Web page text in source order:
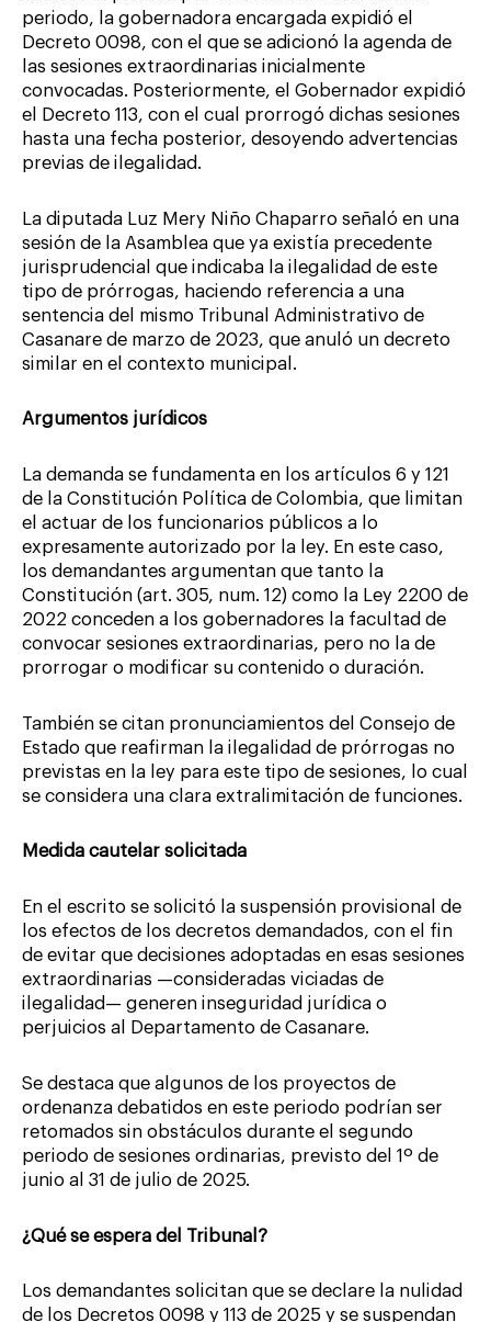
periodo, la gobernadora encargada expidió el
Decreto 0098, con el que se adicionó la agenda de
las sesiones extraordinarias inicialmente
convocadas. Posteriormente, el Gobernador expidió
el Decreto 113, con el cual prorrogó dichas sesiones
hasta una fecha posterior, desoyendo advertencias
previas de ilegalidad.
La diputada Luz Mery Niño Chaparro señaló en una
sesión de la Asamblea que ya existía precedente
jurisprudencial que indicaba la ilegalidad de este
tipo de prórrogas, haciendo referencia a una
sentencia del mismo Tribunal Administrativo de
Casanare de marzo de 2023, que anuló un decreto
similar en el contexto municipal.
Argumentos jurídicos
La demanda se fundamenta en los artículos 6 y 121
de la Constitución Política de Colombia, que limitan
el actuar de los funcionarios públicos a lo
expresamente autorizado por la ley. En este caso,
los demandantes argumentan que tanto la
Constitución (art. 305, num. 12) como la Ley 2200 de
2022 conceden a los gobernadores la facultad de
convocar sesiones extraordinarias, pero no la de
prorrogar o modificar su contenido o duración.
También se citan pronunciamientos del Consejo de
Estado que reafirman la ilegalidad de prórrogas no
previstas en la ley para este tipo de sesiones, lo cual
se considera una clara extralimitación de funciones.
Medida cautelar solicitada
En el escrito se solicitó la suspensión provisional de
los efectos de los decretos demandados, con el fin
de evitar que decisiones adoptadas en esas sesiones
extraordinarias —consideradas viciadas de
ilegalidad— generen inseguridad jurídica o
perjuicios al Departamento de Casanare.
Se destaca que algunos de los proyectos de
ordenanza debatidos en este periodo podrían ser
retomados sin obstáculos durante el segundo
periodo de sesiones ordinarias, previsto del 1º de
junio al 31 de julio de 2025.
¿Qué se espera del Tribunal?
Los demandantes solicitan que se declare la nulidad
de los Decretos 0098 y 113 de 2025 y se suspendan